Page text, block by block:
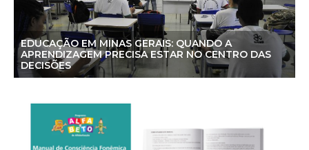
EDUCAÇÃO EM MINAS GERAIS: QUANDO A
APRENDIZAGEM PRECISA ESTAR NO CENTRO DAS
DECISÕES